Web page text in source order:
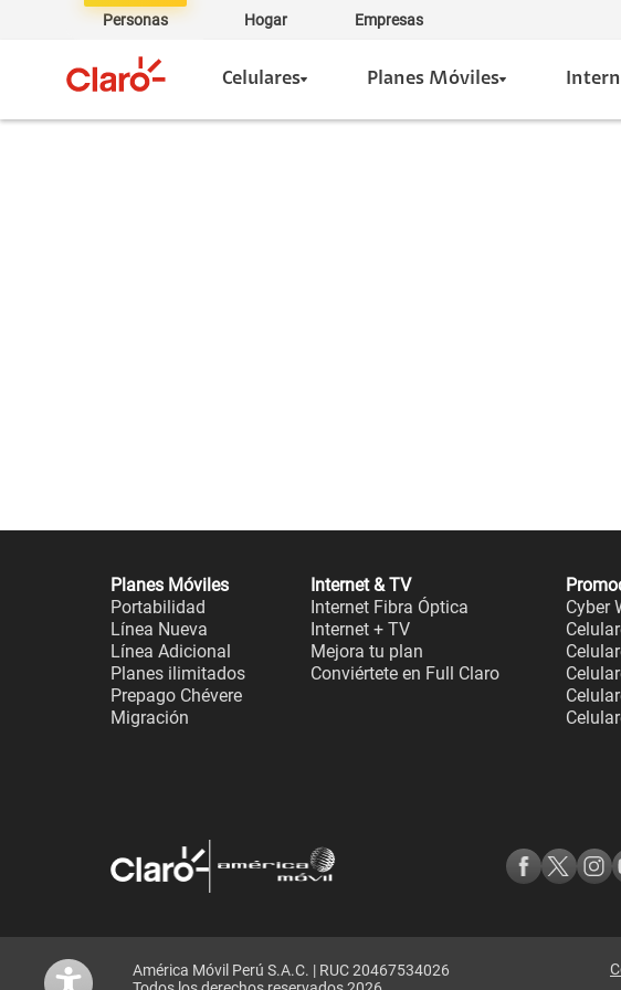
Personas Hogar Empresas
Celulares Planes Móviles
Planes Móviles
Portabilidad
Línea Nueva
Línea Adicional
Planes ilimitados
Prepago Chévere
Migración
Internet & TV
Internet Fibra Óptica
Internet + TV
Mejora tu plan
Conviértete en Full Claro
Cyber
América Móvil Perú S.A.C. | RUC 20467534026